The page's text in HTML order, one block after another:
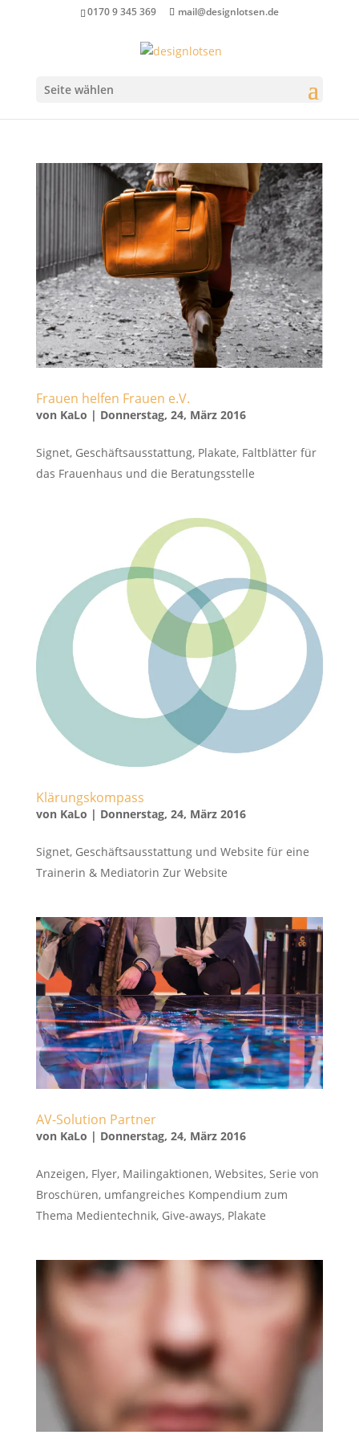
0170 9 345 369 mail@designlotsen.de
Seite wählen
Frauen helfen Frauen e.V.
von KaLo | Donnerstag, 24, März 2016
Signet, Geschäftsausstattung, Plakate, Faltblätter für
das Frauenhaus und die Beratungsstelle
Klärungskompass
von KaLo | Donnerstag, 24, März 2016
Signet, Geschäftsausstattung und Website für eine
Trainerin & Mediatorin Zur Website
AV-Solution Partner
von KaLo | Donnerstag, 24, März 2016
Anzeigen, Flyer, Mailingaktionen, Websites, Serie von
Broschüren, umfangreiches Kompendium zum
Thema Medientechnik, Give-aways, Plakate